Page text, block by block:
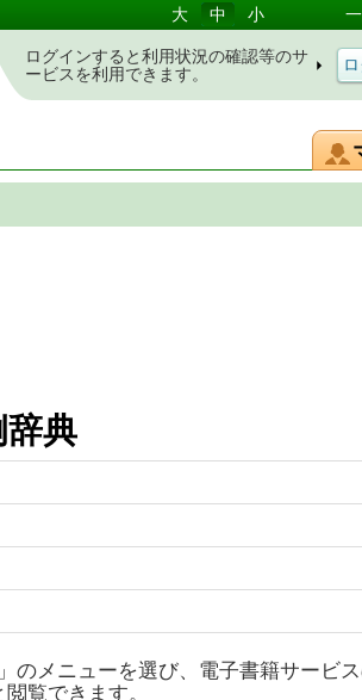
大 中 小
ログインすると利用状況の確認等のサ
ービスを利用できます。
辞典
メニューを選び、電子書籍サービ
覧できます。